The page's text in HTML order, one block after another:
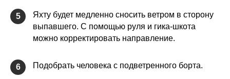
5
Яхту будет медленно сносить ветром в сторону
выпавшего. С помощью руля и гика-шкота
можно корректировать направление.
6 Подобрать человека с подветренного борта.